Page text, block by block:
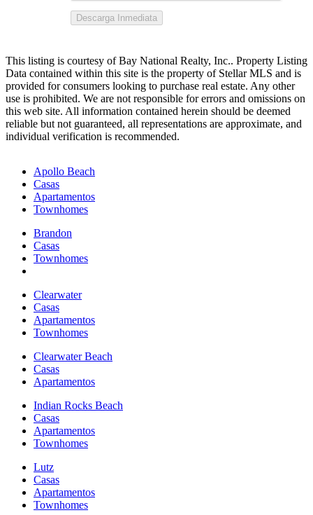
Descarga Inmediata
This listing is courtesy of Bay National Realty, Inc.. Property Listing
Data contained within this site is the property of Stellar MLS and is
provided for consumers looking to purchase real estate. Any other
use is prohibited. We are not responsible for errors and omissions on
this web site. All information contained herein should be deemed
reliable but not guaranteed, all representations are approximate, and
individual verification is recommended.
Apollo Beach
Casas
Apartamentos
Townhomes
Brandon
Casas
Townhomes
Clearwater
Casas
Apartamentos
Townhomes
Clearwater Beach
Casas
Apartamentos
Indian Rocks Beach
Casas
Apartamentos
Townhomes
Lutz
Casas
Apartamentos
Townhomes